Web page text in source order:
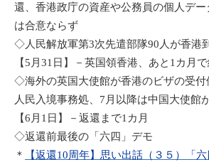
還、香港政庁の資産や公務員の個人デ
は合意ならず
◇人民解放軍第3次先遣部隊90人が香港
【5月31日】－英国領香港、あと1カ月
◇海外の英国大使館が香港のビザの受付
人民入境事務処、7月以降は中国大使館
【6月1日】－返還まで1カ月
◇返還前最後の「六四」デモ
＊
【返還10周年】思い出話（３５）「